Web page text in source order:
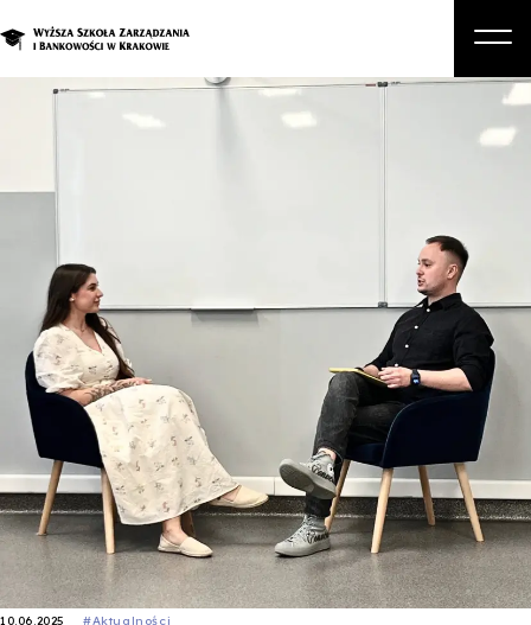
Kandydat
Student
Biznes
Zapisz się na studia
10.06.2025 #Aktualności